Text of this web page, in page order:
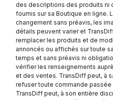
des descriptions des produits ni
fournis sur sa Boutique en ligne.
changement sans préavis, les
détails peuvent varier et
remplacer les produits et de
annoncés ou affichés sur toute
temps et sans préavis ni
vérifier les renseignements
et des ventes. TransDiff peut, à
refuser toute commande passée
TransDiff peut, à son entière